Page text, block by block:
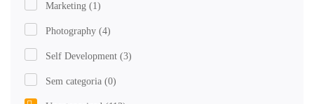
Marketing (1)
Photography (4)
Self Development (3)
Sem categoria (0)